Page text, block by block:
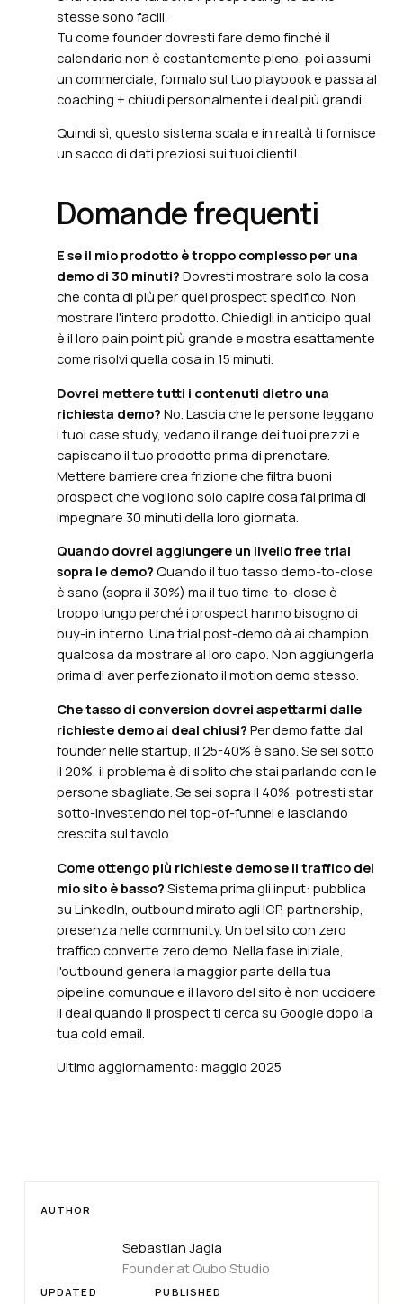
AUTHOR
Sebastian Jagla
Founder at Qubo Studio
UPDATED PUBLISHED
stesse sono facili.
Tu come founder dovresti fare demo finché il
calendario non è costantemente pieno, poi assumi
un commerciale, formalo sul tuo playbook e passa al
coaching + chiudi personalmente i deal più grandi.
Quindi sì, questo sistema scala e in realtà ti fornisce
un sacco di dati preziosi sui tuoi clienti!
Domande frequenti
E se il mio prodotto è troppo complesso per una
demo di 30 minuti? Dovresti mostrare solo la cosa
che conta di più per quel prospect specifico. Non
mostrare l'intero prodotto. Chiedigli in anticipo qual
è il loro pain point più grande e mostra esattamente
come risolvi quella cosa in 15 minuti.
Dovrei mettere tutti i contenuti dietro una
richiesta demo? No. Lascia che le persone leggano
i tuoi case study, vedano il range dei tuoi prezzi e
capiscano il tuo prodotto prima di prenotare.
Mettere barriere crea frizione che filtra buoni
prospect che vogliono solo capire cosa fai prima di
impegnare 30 minuti della loro giornata.
Quando dovrei aggiungere un livello free trial
sopra le demo? Quando il tuo tasso demo-to-close
è sano (sopra il 30%) ma il tuo time-to-close è
troppo lungo perché i prospect hanno bisogno di
buy-in interno. Una trial post-demo dà ai champion
qualcosa da mostrare al loro capo. Non aggiungerla
prima di aver perfezionato il motion demo stesso.
Che tasso di conversion dovrei aspettarmi dalle
richieste demo ai deal chiusi? Per demo fatte dal
founder nelle startup, il 25-40% è sano. Se sei sotto
il 20%, il problema è di solito che stai parlando con le
persone sbagliate. Se sei sopra il 40%, potresti star
sotto-investendo nel top-of-funnel e lasciando
crescita sul tavolo.
Come ottengo più richieste demo se il traffico del
mio sito è basso? Sistema prima gli input: pubblica
su LinkedIn, outbound mirato agli ICP, partnership,
presenza nelle community. Un bel sito con zero
traffico converte zero demo. Nella fase iniziale,
l'outbound genera la maggior parte della tua
pipeline comunque e il lavoro del sito è non uccidere
il deal quando il prospect ti cerca su Google dopo la
tua cold email.
Ultimo aggiornamento: maggio 2025